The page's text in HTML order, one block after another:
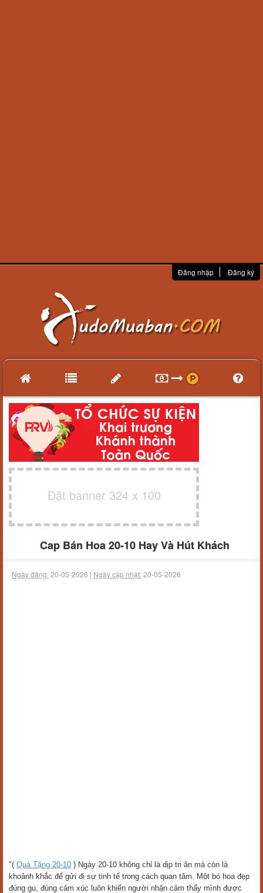
Đăng nhập Đăng ký
Đặt banner 324 x 100
Cap Bán Hoa 20-10 Hay Và Hút Khách
Ngày đăng:20-05-2026 | Ngày cập nhật:20-05-2026
"( Quà Tặng 20-10 ) Ngày 20-10 không chỉ là dịp tri ân mà còn là
khoảnh khắc để gửi đi sự tinh tế trong cách quan tâm. Một bó hoa đẹp
đúng gu, đúng cảm xúc luôn khiến người nhận cảm thấy mình được